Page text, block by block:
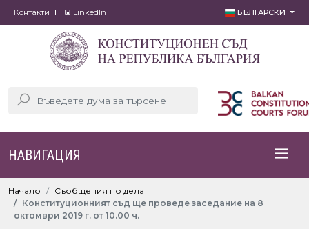
Контакти LinkedIn БЪЛГАРСКИ
НАВИГАЦИЯ
Начало
Съобщения по дела
Конституционният съд ще проведе заседание на 8
октомври 2019 г. от 10.00 ч.